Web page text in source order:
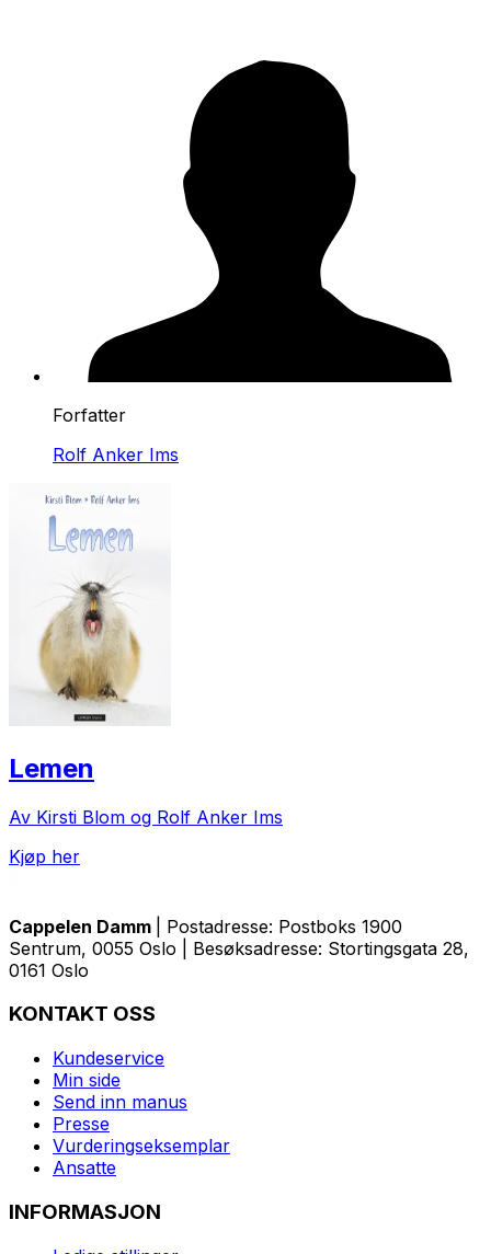
Forfatter
Rolf Anker Ims
Lemen
Av Kirsti Blom og Rolf Anker Ims
Kjøp her
Cappelen Damm
| Postadresse: Postboks 1900
Sentrum, 0055 Oslo | Besøksadresse: Stortingsgata 28,
0161 Oslo
KONTAKT OSS
Kundeservice
Min side
Send inn manus
Presse
Vurderingseksemplar
Ansatte
INFORMASJON